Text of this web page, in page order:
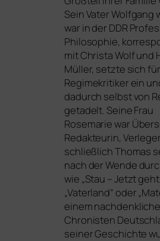
Sein Vater Wolfgang
war in der DDR
Philosophie,
mit Christa Wolf und
Müller, setz­te sich für
Regimekritiker ein
dadurch selbst von
geta­delt. Seine Frau
Rosemarie war
Redakteurin,
schließ­lich Thomas
nach der Wende
wie „Stau – Jetzt
„Vaterland“ oder
einem
Chronisten
sei­ner Geschichte